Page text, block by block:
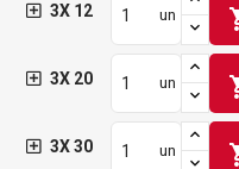
3X 12 un
3X 20 un
3X 30 un